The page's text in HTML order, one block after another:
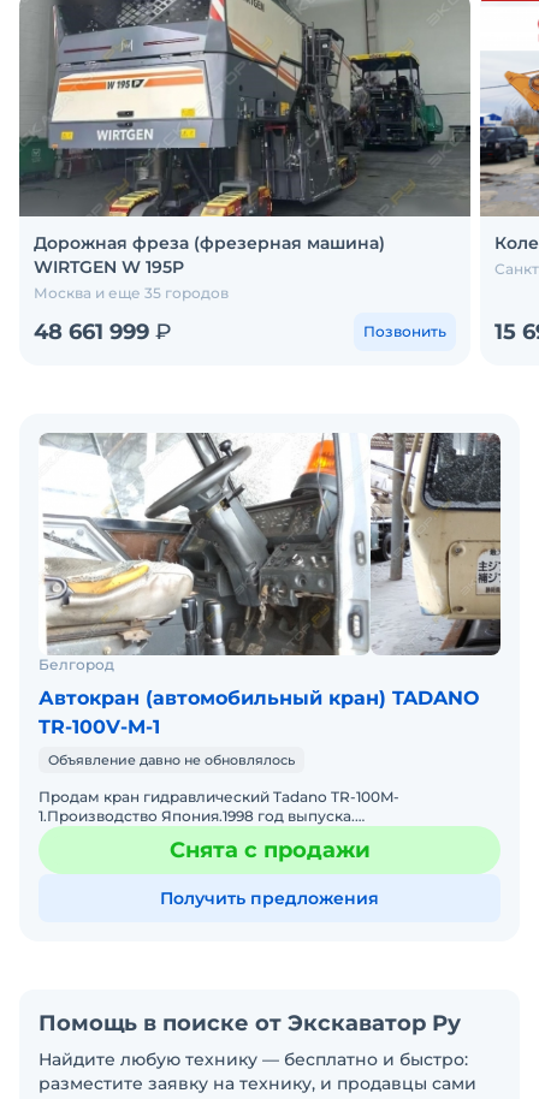
Дорожная фреза (фрезерная машина)
WIRTGEN W 195P
Москва и еще 35 городов
48 661 999 ₽ Позвонить 15
Белгород
Автокран (автомобильный кран) TADANO
TR-100V-M-1
Объявление давно не обновлялось
Продам кран гидравлический Tadano TR-100M-
1.Производство Япония.1998 год выпуска.
грузоподъемность до 10 тонн, максимальный вылет стрелы
22 метра. двигатель мощСнята с продажи
Получить предложения
Помощь в поиске от Экскаватор Ру
Найдите любую технику — бесплатно и быстро:
разместите заявку на технику, и продавцы сами